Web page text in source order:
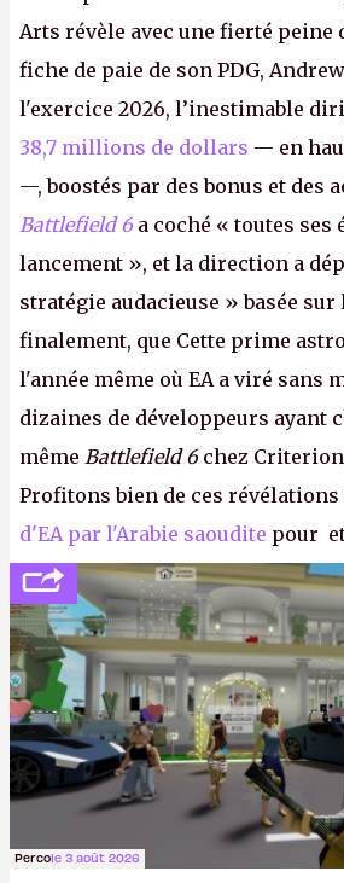
Arts révèle avec une fierté peine
fiche de paie de son PDG,
l'exercice 2026, l’inestimable
38,7 millions de dollars — en
—, boostés par des bonus et des
Battlefield 6 a coché « toutes ses
lancement », et la direction a
stratégie audacieuse » basée
finalement, que Cette prime
l'année même où EA a viré sans
dizaines de développeurs ayant
même Battlefield 6chez
Profitons bien de ces révélations
d'EA par l'Arabie saoudite pour
société privée, l'éditeur n'aura
l'obligation de publier ses bilans.
victoire pour la transparence.P.
Percole 3 août 2026